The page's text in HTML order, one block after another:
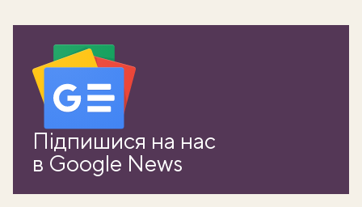
Підпишися на нас
в Google News